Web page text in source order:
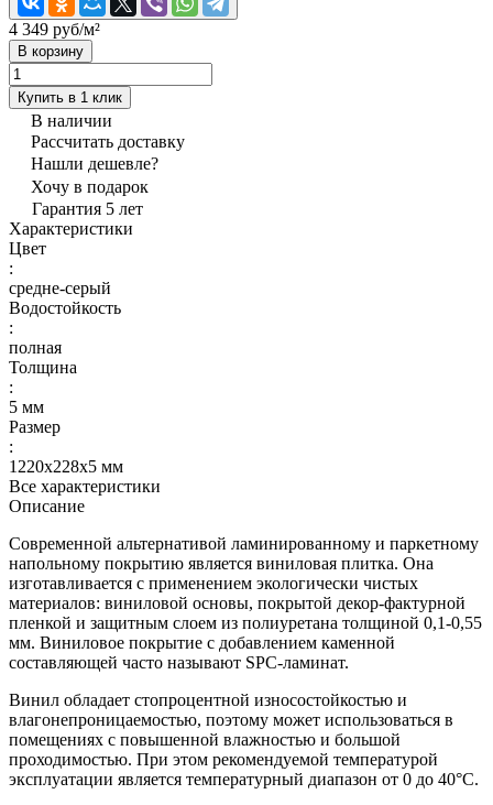
4 349 руб/м²
В корзину
Купить в 1 клик
В наличии
Рассчитать доставку
Нашли дешевле?
Хочу в подарок
Гарантия 5 лет
Характеристики
Цвет
:
средне-серый
Водостойкость
:
полная
Толщина
:
5 мм
Размер
:
1220x228x5 мм
Все характеристики
Описание
Современной альтернативой ламинированному и паркетному
напольному покрытию является виниловая плитка. Она
изготавливается с применением экологически чистых
материалов: виниловой основы, покрытой декор-фактурной
пленкой и защитным слоем из полиуретана толщиной 0,1-0,55
мм. Виниловое покрытие с добавлением каменной
составляющей часто называют SPC-ламинат.
Винил обладает стопроцентной износостойкостью и
влагонепроницаемостью, поэтому может использоваться в
помещениях с повышенной влажностью и большой
проходимостью. При этом рекомендуемой температурой
эксплуатации является температурный диапазон от 0 до 40°С.